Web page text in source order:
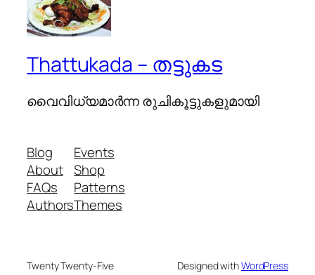
Thattukada – തട്ടുകട
വൈവിധ്യമാര്‍ന്ന രുചികൂട്ടുകളുമായി
Blog
About
FAQs
Authors
Events
Shop
Patterns
Themes
Twenty Twenty-Five Designed withWordPress